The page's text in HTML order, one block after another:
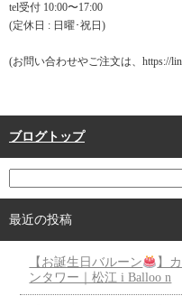
tel受付 10:00〜17:00
(定休日 : 日曜･祝日)
(お問い合わせやご注文は、https://
ブログトップ
最近の投稿
【お誕生日バルーン
】
ンタワー｜松江 i Balloo n